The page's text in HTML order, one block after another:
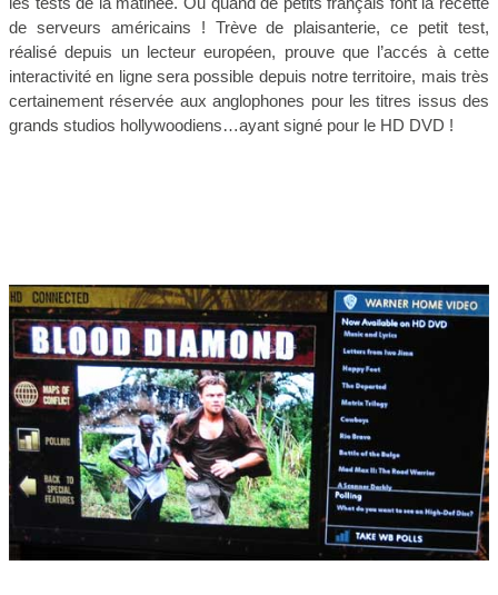
de serveurs américains ! Trève de plaisanterie, ce petit test,
réalisé depuis un lecteur européen, prouve que l’accés à cette
interactivité en ligne sera possible depuis notre territoire, mais très
certainement réservée aux anglophones pour les titres issus des
grands studios hollywoodiens…ayant signé pour le HD DVD !